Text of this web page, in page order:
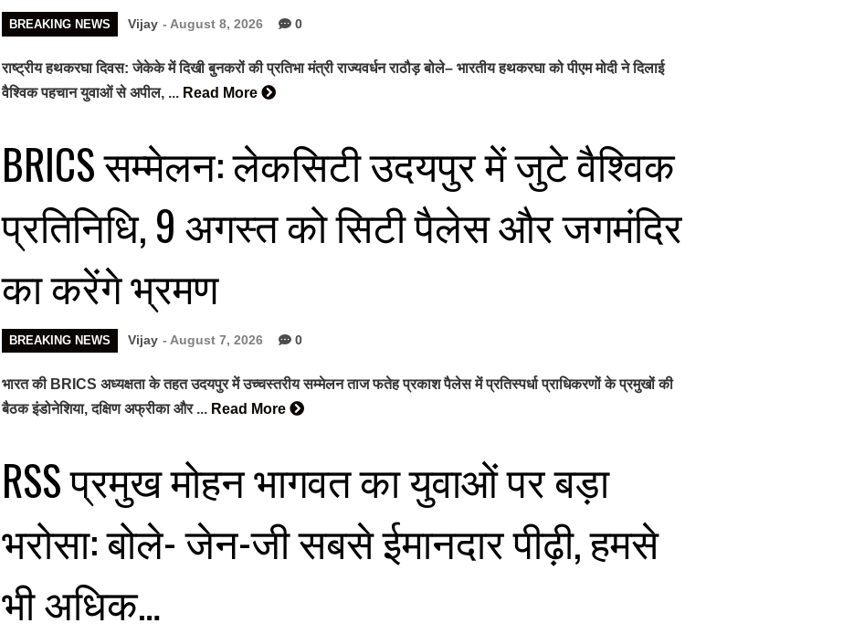
BREAKING NEWS Vijay - August 8, 2026 0
राष्ट्रीय हथकरघा दिवस: जेकेके में दिखी बुनकरों की प्रतिभा मंत्री राज्यवर्धन राठौड़ बोले– भारतीय हथकरघा को पीएम मोदी ने दिलाई
वैश्विक पहचान युवाओं से अपील, ... Read More
BRICS सम्मेलन: लेकसिटी उदयपुर में जुटे वैश्विक
प्रतिनिधि, 9 अगस्त को सिटी पैलेस और जगमंदिर
का करेंगे भ्रमण
BREAKING NEWS Vijay - August 7, 2026 0
भारत की BRICS अध्यक्षता के तहत उदयपुर में उच्चस्तरीय सम्मेलन ताज फतेह प्रकाश पैलेस में प्रतिस्पर्धा प्राधिकरणों के प्रमुखों की
बैठक इंडोनेशिया, दक्षिण अफ्रीका और ... Read More
RSS प्रमुख मोहन भागवत का युवाओं पर बड़ा
भरोसा: बोले- जेन-जी सबसे ईमानदार पीढ़ी, हमसे
भी अधिक…